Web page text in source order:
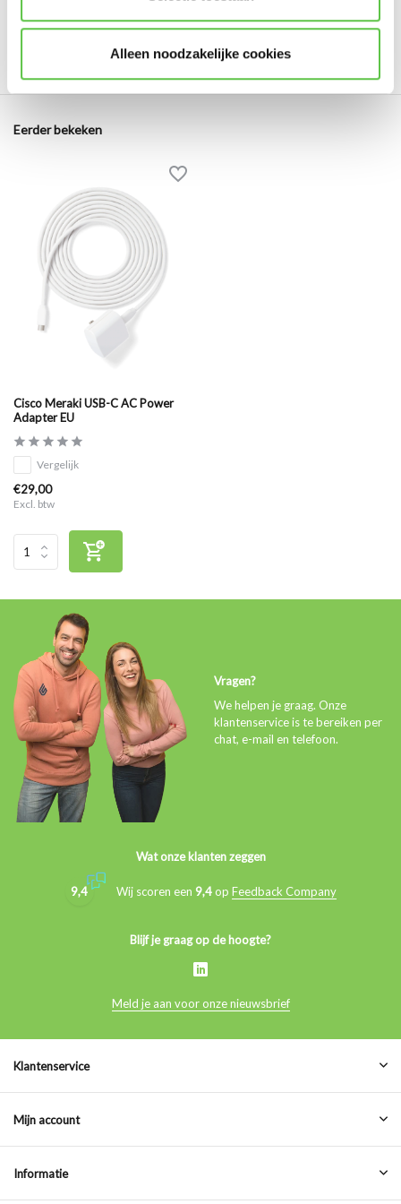
Alleen noodzakelijke cookies
Eerder bekeken
Cisco Meraki USB-C AC Power
Adapter EU
Vergelijk
€29,00
Excl. btw
Vragen?
We helpen je graag. Onze
klantenservice is te bereiken per
chat, e-mail en telefoon.
Wat onze klanten zeggen
9,4 Wij scoren een 9,4op Feedback Company
Blijf je graag op de hoogte?
Meld je aan voor onze nieuwsbrief
Klantenservice
Mijn account
Informatie